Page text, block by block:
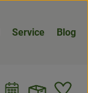
Service Blog